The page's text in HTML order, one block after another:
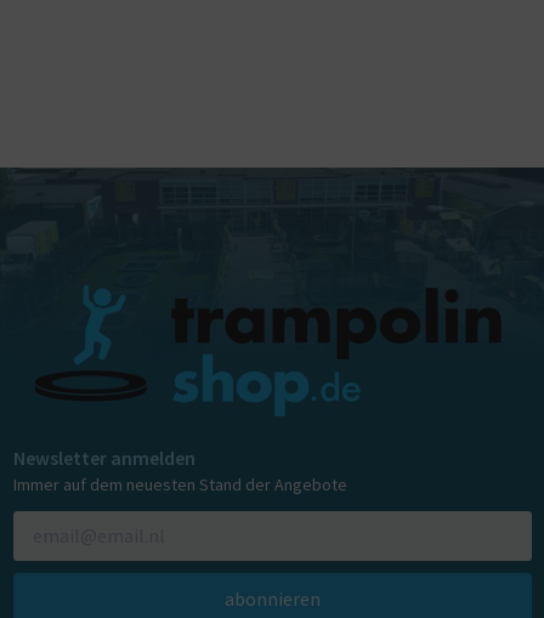
Newsletter anmelden
Immer auf dem neuesten Stand der Angebote
abonnieren